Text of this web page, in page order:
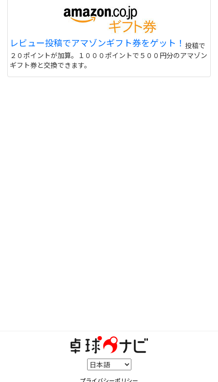
レビュー投稿でアマゾンギフト券をゲット！ 投稿で
２０ポイントが加算。１０００ポイントで５００円分のアマゾン
ギフト券と交換できます。
プライバシーポリシー